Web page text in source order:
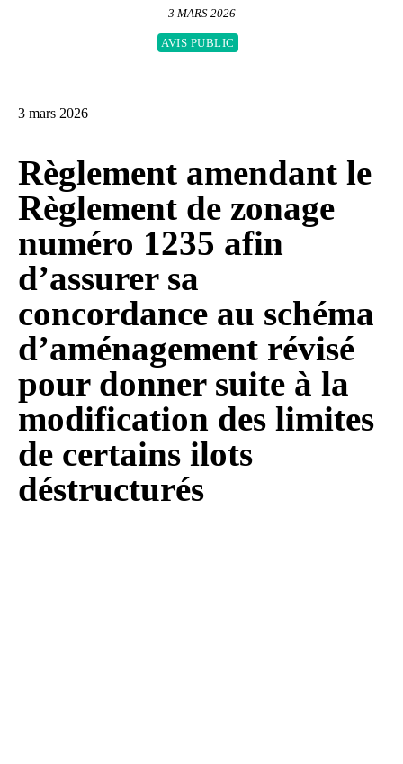
3 MARS 2026
AVIS PUBLIC
3 mars 2026
Règlement amendant le
Règlement de zonage
numéro 1235 afin
d’assurer sa
concordance au schéma
d’aménagement révisé
pour donner suite à la
modification des limites
de certains ilots
déstructurés